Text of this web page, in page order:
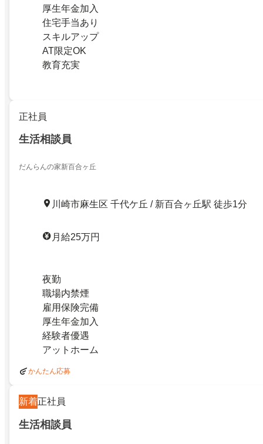
厚生年金加入
住宅手当あり
スキルアップ
AT限定OK
教育充実
正社員
生活相談員
だんらんの家新百合ヶ丘
川崎市麻生区 千代ケ丘 / 新百合ヶ丘駅 徒歩1分
月給25万円
夜勤
職場内禁煙
雇用保険完備
厚生年金加入
経験者優遇
アットホーム
かんたん応募
新着正社員
生活相談員